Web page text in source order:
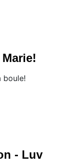
boule!
- Luv